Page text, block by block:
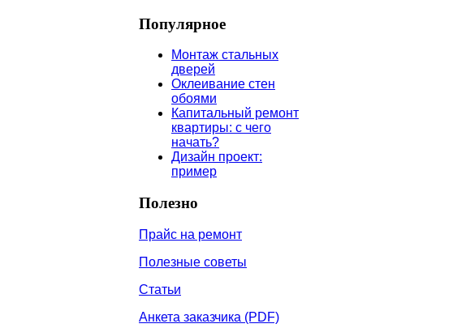
Популярное
Монтаж стальных
дверей
Оклеивание стен
обоями
Капитальный ремонт
квартиры: с чего
начать?
Дизайн проект:
пример
Полезно
Прайс на ремонт
Полезные советы
Статьи
Анкета заказчика (PDF)